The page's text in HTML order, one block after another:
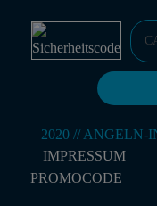
IMPRESSUM
PROMOCODE